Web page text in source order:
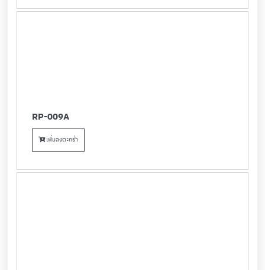
RP-009A
เพิ่มลงตะกร้า